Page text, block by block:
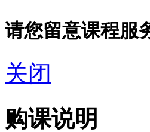
请您留意课程服
关闭
购课说明